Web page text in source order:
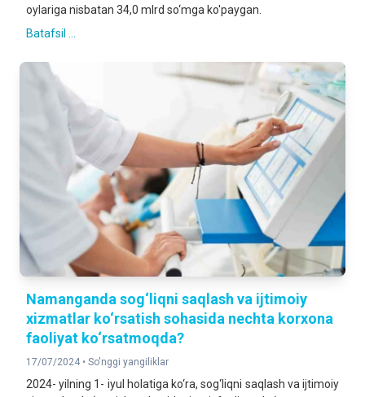
oylariga nisbatan 34,0 mlrd so‘mga ko'paygan.
Batafsil ...
Namanganda sog‘liqni saqlash va ijtimoiy
xizmatlar ko‘rsatish sohasida nechta korxona
faoliyat ko‘rsatmoqda?
17/07/2024 • So'nggi yangiliklar
2024- yilning 1- iyul holatiga ko‘ra, sog‘liqni saqlash va ijtimoiy